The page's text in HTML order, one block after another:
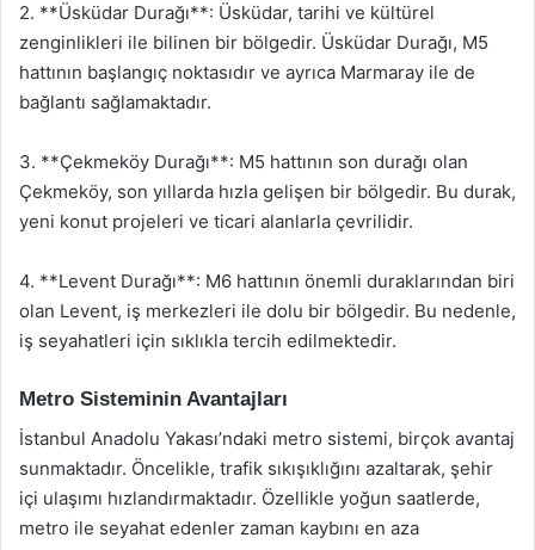
2. **Üsküdar Durağı**: Üsküdar, tarihi ve kültürel
zenginlikleri ile bilinen bir bölgedir. Üsküdar Durağı, M5
hattının başlangıç noktasıdır ve ayrıca Marmaray ile de
bağlantı sağlamaktadır.
3. **Çekmeköy Durağı**: M5 hattının son durağı olan
Çekmeköy, son yıllarda hızla gelişen bir bölgedir. Bu durak,
yeni konut projeleri ve ticari alanlarla çevrilidir.
4. **Levent Durağı**: M6 hattının önemli duraklarından biri
olan Levent, iş merkezleri ile dolu bir bölgedir. Bu nedenle,
iş seyahatleri için sıklıkla tercih edilmektedir.
Metro Sisteminin Avantajları
İstanbul Anadolu Yakası’ndaki metro sistemi, birçok avantaj
sunmaktadır. Öncelikle, trafik sıkışıklığını azaltarak, şehir
içi ulaşımı hızlandırmaktadır. Özellikle yoğun saatlerde,
metro ile seyahat edenler zaman kaybını en aza